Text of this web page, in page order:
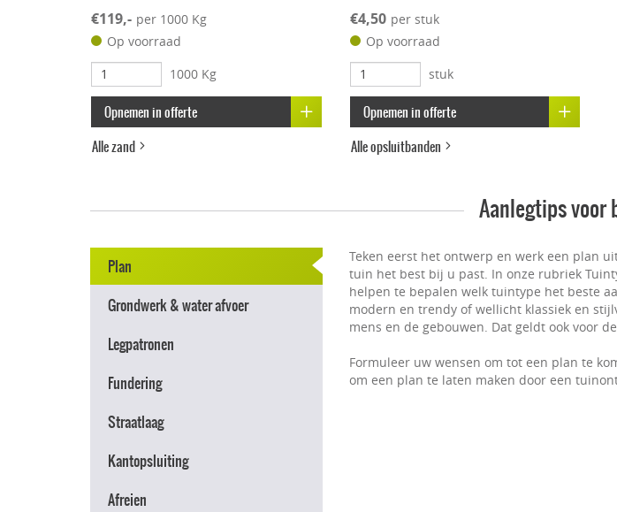
€119,- per 1000 Kg
Op voorraad
1000 Kg
Opnemen in offerte
Alle zand
€4,50 per stuk
Op voorraad
stuk
Opnemen in offerte
Alle opsluitbanden
Aanlegtips voor
Plan
Grondwerk & water afvoer
Legpatronen
Fundering
Straatlaag
Kantopsluiting
Afreien
Teken eerst het ontwerp en werk een plan
tuin het best bij u past. In onze rubriek
helpen te bepalen welk tuintype het beste
modern en trendy of wellicht klassiek en
mens en de gebouwen. Dat geldt ook voor
Formuleer uw wensen om tot een plan te
om een plan te laten maken door een